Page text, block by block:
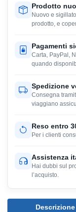
Prodotto
Nuovo e
prodotto, e
Pagamenti
Carta, PayPal,
quando
Spedizione
Consegna
viaggiano
Reso entro
Per i clienti
Assistenza
Hai dubbi sul
l’acquisto.
Descrizione